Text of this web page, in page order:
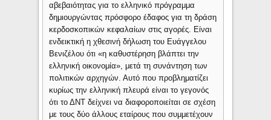
αβεβαιότητας για το ελληνικό πρόγραμμα
δημιουργώντας πρόσφορο έδαφος για τη δράση
κερδοσκοπικών κεφαλαίων στις αγορές. Είναι
ενδεικτική η χθεσινή δήλωση του Ευάγγελου
Βενιζέλου ότι «η καθυστέρηση βλάπτει την
ελληνική οικονομία», μετά τη συνάντηση των
πολιτικών αρχηγών. Αυτό που προβληματίζει
κυρίως την ελληνική πλευρά είναι το γεγονός
ότι το ΔΝΤ δείχνει να διαφοροποιείται σε σχέση
με τους δύο άλλους εταίρους που συμμετέχουν